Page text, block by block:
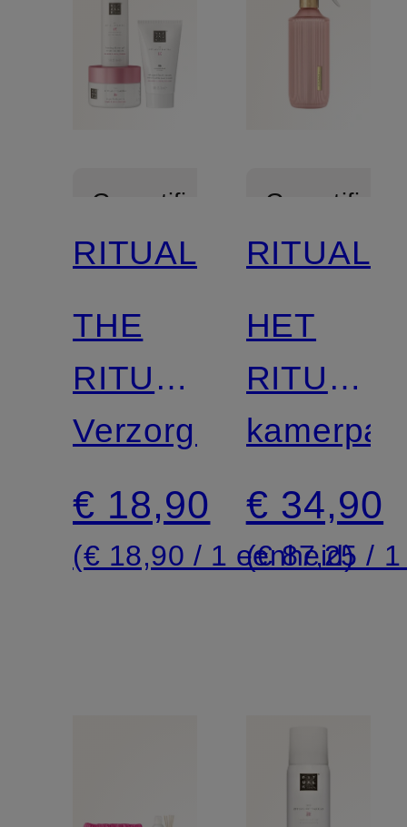
Gecertificeerd
RITUALS
THE
RITUAL
OF
SAKURA
Verzorgingsset
€ 18,90
(€ 18,90 / 1 eenheid)
RITUALS
HET
RITUEEL
VAN
SAKURA
€ 34,90
(€ 87,25 /